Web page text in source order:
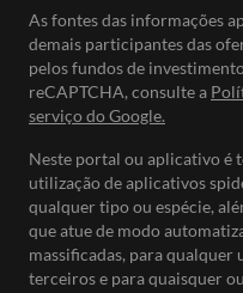
As fontes das informações
demais participantes das
pelos fundos de
reCAPTCHA, consulte a
serviço do Google.
Neste portal ou aplicativo é
utilização de aplicativos
qualquer tipo ou espécie,
que atue de modo
massificadas, para
terceiros e para quaisquer